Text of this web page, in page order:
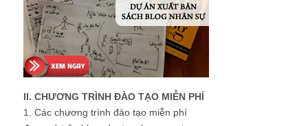
II. CHƯƠNG TRÌNH ĐÀO TẠO MIỄN PHÍ
1. Các chương trình đào tạo miễn phí